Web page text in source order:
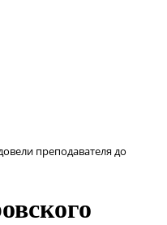
преподавателя до